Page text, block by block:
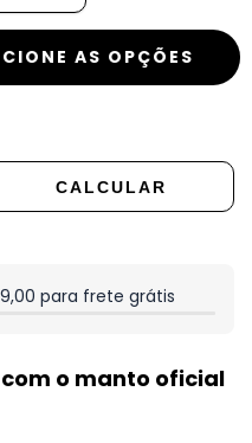
CALCULAR
para frete grátis
o manto oficial